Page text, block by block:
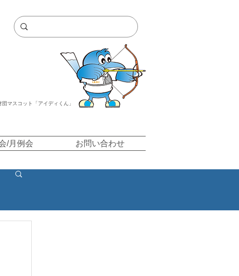
マスコット「アイディくん」
/月例会 お問い合わせ